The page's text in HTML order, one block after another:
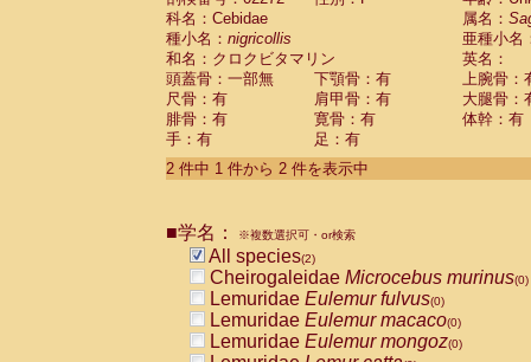
Cebidae
CebidaeCebus capucinus
CebidaeCebus nigrivittatus
Cebidae Cebusspp.(0)
Cebidae Saimiri boliviensis
Cebidae Saimiri sciureus
Atelidae Alouatta caraya
AtelidaeAlouatta fusca
AtelidaeAlouatta seniculus
AtelidaeAteles belzebuth
AtelidaeAteles geoffroyi
AtelidaeAteles paniscus(0)
AtelidaeAtelesspp. (0)
AtelidaeLagothrix lagothricha
AtelidaeLagothrix lagothricha cana
PitheciidaeCacajao calvus
科名：Cebidae
属名：
種小名： nigricollis
亜種小名
和名：クロクビタマリン
英名：
頭蓋骨：一部無
下顎骨：有
上腕骨：
尺骨：有
肩甲骨：有
大腿骨：
腓骨：有
寛骨：有
体幹：有
手：有
足：有
2 件中 1 件から 2 件を表示中
■学名： ※複数選択可・or検索
All species(2)
Cheirogaleidae Microcebus murinus(0)
Lemuridae Eulemur fulvus(0)
Lemuridae Eulemur macaco(0)
Lemuridae Eulemur mongoz(0)